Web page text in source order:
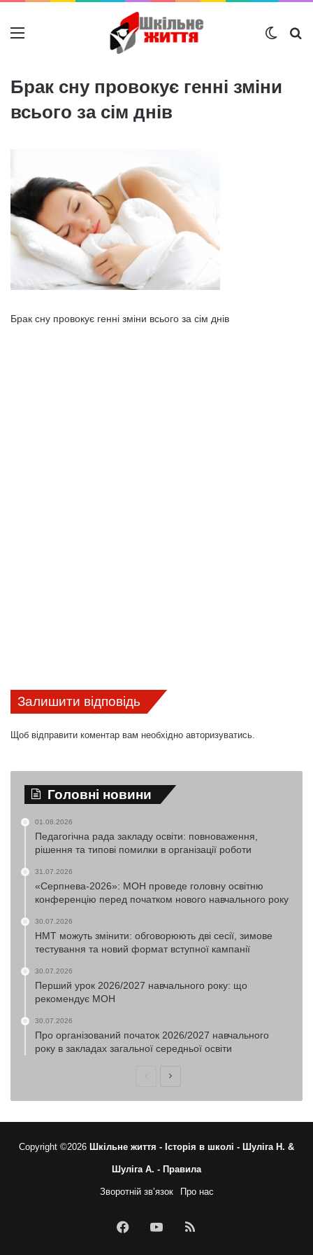
Меню
Брак сну провокує генні зміни
всього за сім днів
Брак сну провокує генні зміни всього за сім днів
Залишити відповідь
Щоб відправити коментар вам необхідно авторизуватись.
Головні новини
01.08.2026
Педагогічна рада закладу освіти: повноваження,
рішення та типові помилки в організації роботи
31.07.2026
«Серпнева-2026»: МОН проведе головну освітню
конференцію перед початком нового навчального року
30.07.2026
НМТ можуть змінити: обговорюють дві сесії, зимове
тестування та новий формат вступної кампанії
30.07.2026
Перший урок 2026/2027 навчального року: що
рекомендує МОН
30.07.2026
Про організований початок 2026/2027 навчального
року в закладах загальної середньої освіти
ПопередняНаступна
Copyright ©2026 Шкільне життя - Історія в школі - Шуліга Н. &
Шуліга А. - Правила
Зворотній зв’язок Про нас
FacebookYouTubeRSS